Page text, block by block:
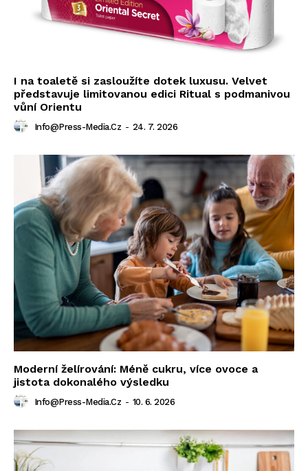
I na toaletě si zasloužíte dotek luxusu. Velvet
představuje limitovanou edici Ritual s podmanivou
vůní Orientu
Info@press-Media.cz - 24. 7. 2026
Moderní želírování: Méně cukru, více ovoce a
jistota dokonalého výsledku
Info@press-Media.cz - 10. 6. 2026